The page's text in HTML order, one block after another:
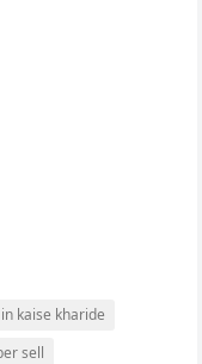
kaise kharide
sell